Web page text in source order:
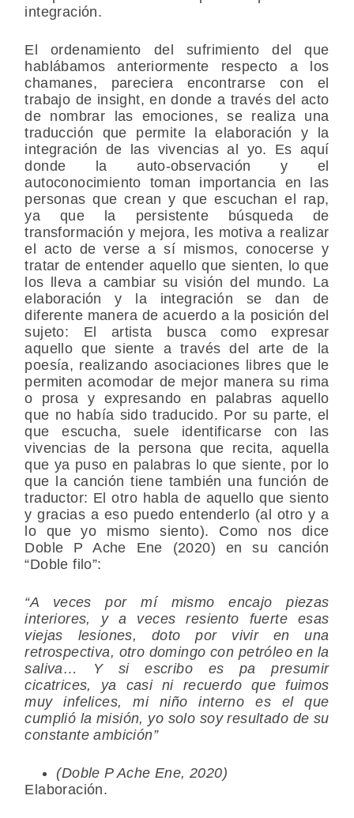
integración.
El ordenamiento del sufrimiento del que
hablábamos anteriormente respecto a los
chamanes, pareciera encontrarse con el
trabajo de insight, en donde a través del acto
de nombrar las emociones, se realiza una
traducción que permite la elaboración y la
integración de las vivencias al yo. Es aquí
donde la auto-observación y el
autoconocimiento toman importancia en las
personas que crean y que escuchan el rap,
ya que la persistente búsqueda de
transformación y mejora, les motiva a realizar
el acto de verse a sí mismos, conocerse y
tratar de entender aquello que sienten, lo que
los lleva a cambiar su visión del mundo. La
elaboración y la integración se dan de
diferente manera de acuerdo a la posición del
sujeto: El artista busca como expresar
aquello que siente a través del arte de la
poesía, realizando asociaciones libres que le
permiten acomodar de mejor manera su rima
o prosa y expresando en palabras aquello
que no había sido traducido. Por su parte, el
que escucha, suele identificarse con las
vivencias de la persona que recita, aquella
que ya puso en palabras lo que siente, por lo
que la canción tiene también una función de
traductor: El otro habla de aquello que siento
y gracias a eso puedo entenderlo (al otro y a
lo que yo mismo siento). Como nos dice
Doble P Ache Ene (2020) en su canción
“Doble filo”:
“A veces por mí mismo encajo piezas
interiores, y a veces resiento fuerte esas
viejas lesiones, doto por vivir en una
retrospectiva, otro domingo con petróleo en la
saliva… Y si escribo es pa presumir
cicatrices, ya casi ni recuerdo que fuimos
muy infelices, mi niño interno es el que
cumplió la misión, yo solo soy resultado de su
constante ambición”
(Doble P Ache Ene, 2020)
Elaboración.